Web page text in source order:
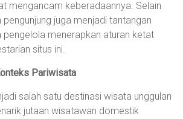
mengancam keberadaannya. Selain
pengunjung juga menjadi tantangan
pengelola menerapkan aturan ketat
situs ini.
Pariwisata
salah satu destinasi wisata unggulan
jutaan wisatawan domestik